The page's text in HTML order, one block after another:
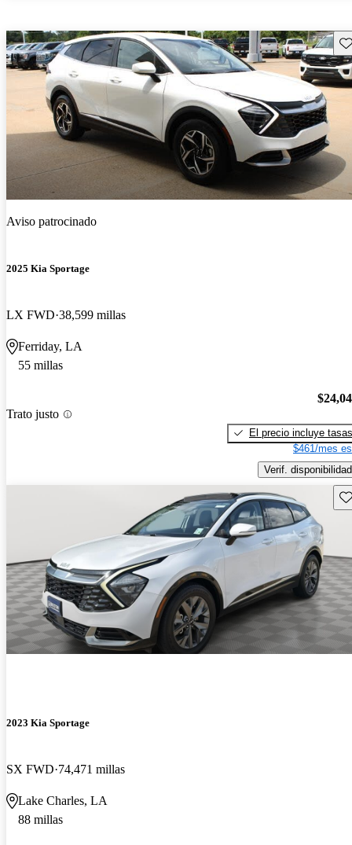
Aviso patrocinado
2025 Kia Sportage
LX FWD 38,599 millas
Ferriday, LA
55 millas
Trato justo
El precio incluye tasas
$461/mes
Verif. disponibilidad
2023 Kia Sportage
SX FWD 74,471 millas
Lake Charles, LA
88 millas